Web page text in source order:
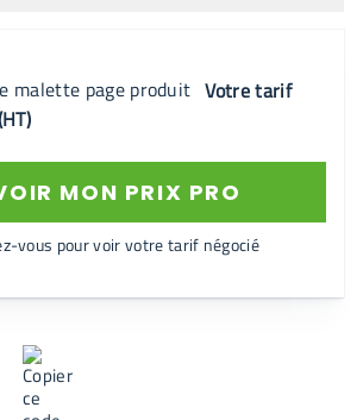
Votre tarif
MON PRIX PRO
vous pour voir votre tarif négocié